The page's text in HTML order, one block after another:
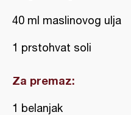
40 ml maslinovog ulja
1 prstohvat soli
Za premaz:
1 belanjak